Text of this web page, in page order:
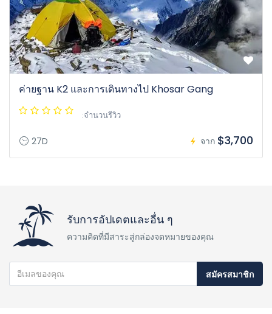
ค่ายฐาน K2 และการเดินทางไป Khosar Gang
:จำนวนรีวิว
27D จาก $3,700
รับการอัปเดตและอื่น ๆ
ความคิดที่มีสาระสู่กล่องจดหมายของคุณ
สมัครสมาชิก